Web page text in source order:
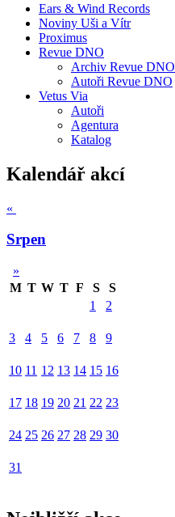
Ears & Wind Records
Noviny Uši a Vítr
Proximus
Revue DNO
Archiv Revue DNO
Autoři Revue DNO
Vetus Via
Autoři
Agentura
Katalog
Kalendář akcí
«
Srpen
»
M T W T F S
S
1
2
3 4 5 6 7 8 9
10 11 12 13 14 15 16
17 18 19 20 21 22 23
24 25 26 27 28 29 30
31